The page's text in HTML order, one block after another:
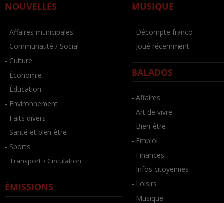
NOUVELLES
- Affaires municipales
- Communauté / Social
- Culture
- Économie
- Éducation
- Environnement
- Faits divers
- Santé et bien-être
- Sports
- Transport / Circulation
ÉMISSIONS
MUSIQUE
- Décompte franco
- Joué récemment
BALADOS
- Affaires
- Art de vivre
- Bien-être
- Emploi
- Finances
- Infos citoyennes
- Loisirs
- Musique